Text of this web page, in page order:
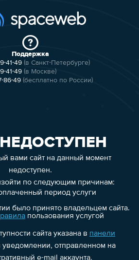
Поддержка
41-49 (в Санкт-Петербурге)
41-49 (в Москве)
86-49 (бесплатно по России)
вами сайт на данный момент
недоступен.
по следующим причинам:
период услуги
было принято владельцем сайта.
пользования услугой
сайта указана в панели
уведомлении, отправленном на
e-mail аккаунта.